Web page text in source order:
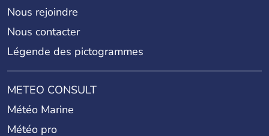
Nous rejoindre
Nous contacter
Légende des pictogrammes
METEO CONSULT
Météo Marine
Météo pro